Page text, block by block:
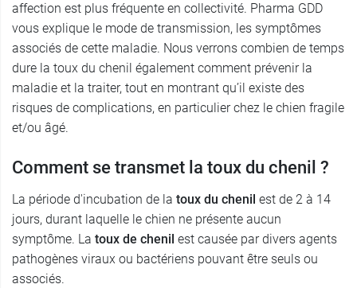
affection est plus fréquente en collectivité. Pharma GDD
vous explique le mode de transmission, les symptômes
associés de cette maladie. Nous verrons combien de temps
dure la toux du chenil également comment prévenir la
maladie et la traiter, tout en montrant qu’il existe des
risques de complications, en particulier chez le chien fragile
et/ou âgé.
Comment se transmet la toux du chenil ?
La période d'incubation de la toux du chenil est de 2 à 14
jours, durant laquelle le chien ne présente aucun
symptôme. La toux de chenil est causée par divers agents
pathogènes viraux ou bactériens pouvant être seuls ou
associés.